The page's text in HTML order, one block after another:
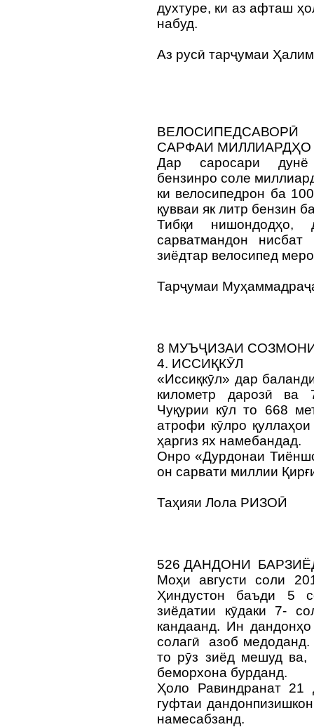
духтуре, ки аз афташ
набуд.
Аз русӣ тарҷумаи
ВЕЛОСИПЕДСАВОРӢ
САРФАИ МИЛЛИАРДҲО
Дар саросари дунё
бензинро соле
ки велосипедрон ба
қувваи як литр бензин
Тибқи нишондодҳо,
сарватмандон
зиёдтар велосипед
Тарҷумаи
8 МУЪҶИЗАИ
4. ИССИҚКӮЛ
«Иссиқкӯл» дар
километр дарозӣ ва
Чуқурии кӯл то 668
атрофи кӯлро
ҳаргиз ях намебандад.
Онро «Дурдонаи
он сарвати миллии
Таҳияи Лола РИЗОӢ
526 ДАНДОНИ
Моҳи августи соли
Ҳиндустон баъди 5
зиёдатии кӯдаки 7-
кандаанд. Ин
солагӣ азоб медоданд.
то рӯз зиёд мешуд ва,
беморхона бурданд.
Ҳоло Равиндранат
гуфтаи
намесабзанд.